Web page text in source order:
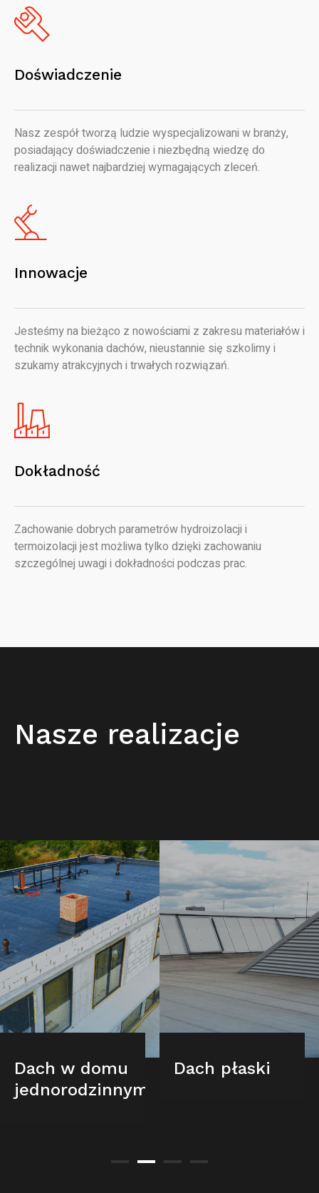
Doświadczenie
Nasz zespół tworzą ludzie wyspecjalizowani w branży,
posiadający doświadczenie i niezbędną wiedzę do
realizacji nawet najbardziej wymagających zleceń.
Innowacje
Jesteśmy na bieżąco z nowościami z zakresu materiałów i
technik wykonania dachów, nieustannie się szkolimy i
szukamy atrakcyjnych i trwałych rozwiązań.
Dokładność
Zachowanie dobrych parametrów hydroizolacji i
termoizolacji jest możliwa tylko dzięki zachowaniu
szczególnej uwagi i dokładności podczas prac.
Nasze realizacje
Dach w domu
jednorodzinnym
Dach płaski